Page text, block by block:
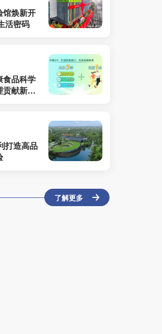
馆焕新开
活密码
食品科学
贡献新思
打造高品
了解更多